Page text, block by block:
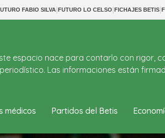
FABIO SILVA|FUTURO LO CELSO|FICHAJES BETIS|
espacio nace para contarlo con rigor,
Las informaciones están
médicos Partidos del Betis